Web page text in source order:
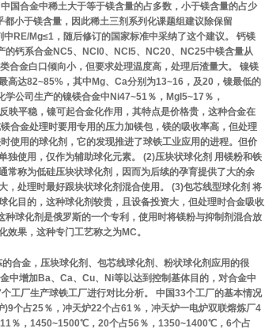
国合金中稀土大于等于镁含量的占多数，小于镁含量的占少
小于镁含量，因此稀土三剂系列化课题组建议除保留
RE/Mg≤1，随后修订的国家标准中采纳了这个建议。 钙镁
钙系合金NC5、NCl0、NCl5、NC20、NC25中镁含量从
合金白口倾向小，但要求处理温度高，处理后渣量大。 镍镁
高达82~85%，其中Mg、Ca分别为13~16，及20，镍最低的
公司生产的镍镁合金中Ni47~51％，Mgl5~17％，
平稳，镍可起合金化作用，其特点是价格贵，这种合金在
合金处理时要用专用的压力加镁包，镁的吸收率高，但处理
使用的球化剂，它的发现推进了球铁工业应用的进程。但价
使用，仅作为辅助球化元素。 (2)压块状球化剂 用镁粉和铁
常称为低硅压块状球化剂，因而为后续的孕育提供了大的余
处理时最好跟块状球化剂混合使用。 (3)包芯线型球化剂 将
化目的，这种球化剂较贵，且设备投资大，但处理时合金吸收
球化剂是俄罗斯的一个专利，使用时将镁粉与抑制剂混合放
果，这种专门工艺称之为MC。
合金，压块球化剂、包芯线球化剂、粉状球化剂应用的很
中增加Ba、Ca、Cu、Ni等以达到控制基体目的，对合金中
工厂生产球铁工厂进行对比分析。 中国33个工厂的基本情况
个占25％，冲天炉22个占61％，冲天炉一电炉双联熔炼厂4
％，1450~1500℃，20个占56％，1350~1400℃，6个占